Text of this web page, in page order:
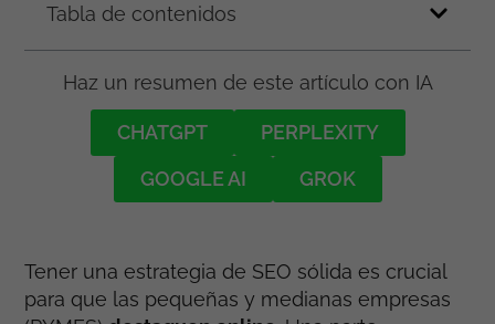
Tabla de contenidos
Haz un resumen de este artículo con IA
CHATGPT
PERPLEXITY
GOOGLE AI
GROK
Tener una estrategia de SEO sólida es crucial
para que las pequeñas y medianas empresas